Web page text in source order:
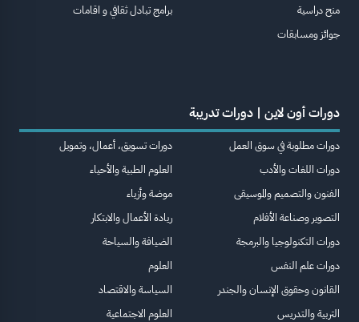
منح دراسية
جوائز ومسابقات
برامج تبادل ثقافي و اقامات
دورات أون لاين | دورات تدريبة
دورات مطلوبة في سوق العمل
دورات اللغات والأدب
الفنون والتصميم والموسيقى
التصوير وصناعة الأفلام
دورات التكنولوجيا والبرمجة
دورات علم النفس
القانون وحقوق الإنسان والجندر
التربية والتدريس
دورات تسويق، أعمال، وتمويل
العلوم الطبية والأحياء
موضة وأزياء
ريادة الأعمال والابتكار
الضيافة والسياحة
العلوم
السياسة والاقتصاد
العلوم الاجتماعية